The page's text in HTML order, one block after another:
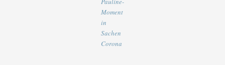
Moment
in
Sachen
Corona